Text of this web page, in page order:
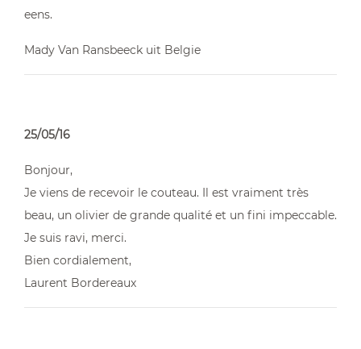
eens.
Mady Van Ransbeeck uit Belgie
25/05/16
Bonjour,
Je viens de recevoir le couteau. Il est vraiment très
beau, un olivier de grande qualité et un fini impeccable.
Je suis ravi, merci.
Bien cordialement,
Laurent Bordereaux